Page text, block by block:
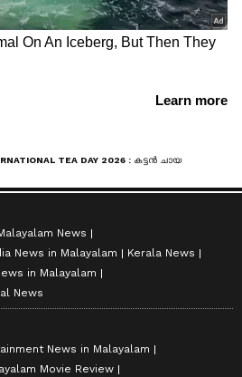
News
News in Malayalam
Kerala News
in Malayalam
News
News in Malayalam
Movie Review